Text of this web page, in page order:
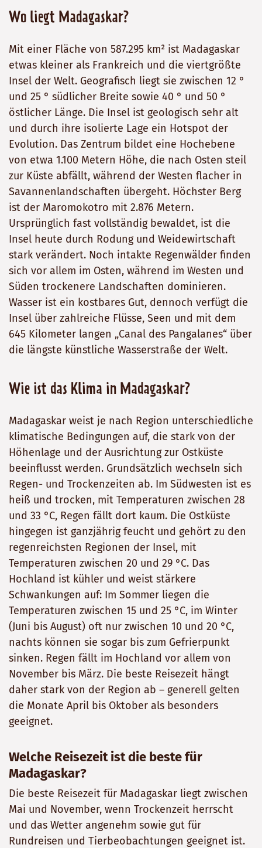
Wo liegt Madagaskar?
Mit einer Fläche von 587.295 km² ist Madagaskar
etwas kleiner als Frankreich und die viertgrößte
Insel der Welt. Geografisch liegt sie zwischen 12 °
und 25 ° südlicher Breite sowie 40 ° und 50 °
östlicher Länge. Die Insel ist geologisch sehr alt
und durch ihre isolierte Lage ein Hotspot der
Evolution. Das Zentrum bildet eine Hochebene
von etwa 1.100 Metern Höhe, die nach Osten steil
zur Küste abfällt, während der Westen flacher in
Savannenlandschaften übergeht. Höchster Berg
ist der Maromokotro mit 2.876 Metern.
Ursprünglich fast vollständig bewaldet, ist die
Insel heute durch Rodung und Weidewirtschaft
stark verändert. Noch intakte Regenwälder finden
sich vor allem im Osten, während im Westen und
Süden trockenere Landschaften dominieren.
Wasser ist ein kostbares Gut, dennoch verfügt die
Insel über zahlreiche Flüsse, Seen und mit dem
645 Kilometer langen „Canal des Pangalanes“ über
die längste künstliche Wasserstraße der Welt.
Wie ist das Klima in Madagaskar?
Madagaskar weist je nach Region unterschiedliche
klimatische Bedingungen auf, die stark von der
Höhenlage und der Ausrichtung zur Ostküste
beeinflusst werden. Grundsätzlich wechseln sich
Regen- und Trockenzeiten ab. Im Südwesten ist es
heiß und trocken, mit Temperaturen zwischen 28
und 33 °C, Regen fällt dort kaum. Die Ostküste
hingegen ist ganzjährig feucht und gehört zu den
regenreichsten Regionen der Insel, mit
Temperaturen zwischen 20 und 29 °C. Das
Hochland ist kühler und weist stärkere
Schwankungen auf: Im Sommer liegen die
Temperaturen zwischen 15 und 25 °C, im Winter
(Juni bis August) oft nur zwischen 10 und 20 °C,
nachts können sie sogar bis zum Gefrierpunkt
sinken. Regen fällt im Hochland vor allem von
November bis März. Die beste Reisezeit hängt
daher stark von der Region ab – generell gelten
die Monate April bis Oktober als besonders
geeignet.
Welche Reisezeit ist die beste für
Madagaskar?
Die beste Reisezeit für Madagaskar liegt zwischen
Mai und November, wenn Trockenzeit herrscht
und das Wetter angenehm sowie gut für
Rundreisen und Tierbeobachtungen geeignet ist.